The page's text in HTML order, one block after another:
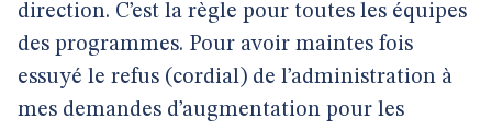
direction. C’est la règle pour toutes les équipes
des programmes. Pour avoir maintes fois
essuyé le refus (cordial) de l’administration à
mes demandes d’augmentation pour les